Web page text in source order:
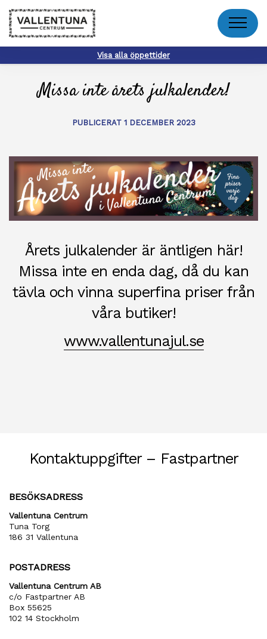
Meny
Visa alla öppettider
Missa inte årets julkalender!
PUBLICERAT 1 DECEMBER 2023
Årets julkalender är äntligen här!
Missa inte en enda dag, då du kan
tävla och vinna superfina priser från
våra butiker!
www.vallentunajul.se
Kontaktuppgifter – Fastpartner
BESÖKSADRESS
Vallentuna Centrum
Tuna Torg
186 31 Vallentuna
POSTADRESS
Vallentuna Centrum AB
c/o Fastpartner AB
Box 55625
102 14 Stockholm